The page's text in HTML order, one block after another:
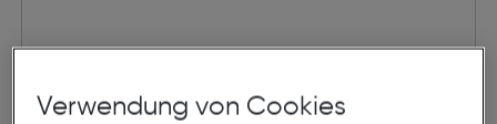
Verwendung von Cookies